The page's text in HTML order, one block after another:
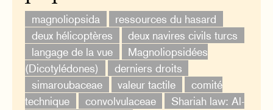
magnoliopsida
ressources du hasard
deux hélicoptères
deux navires civils turcs
langage de la vue
Magnoliopsidées
(Dicotylédones)
derniers droits
simaroubaceae
valeur tactile
comité
technique
convolvulaceae
Shariah law: Al-